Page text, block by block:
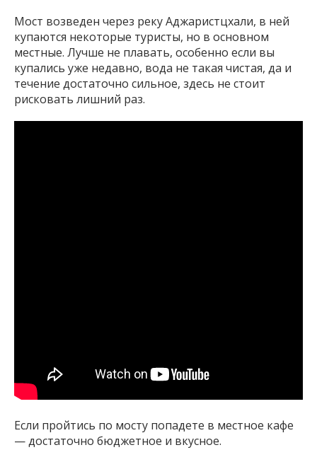
Мост возведен через реку Аджаристцхали, в ней
купаются некоторые туристы, но в основном
местные. Лучше не плавать, особенно если вы
купались уже недавно, вода не такая чистая, да и
течение достаточно сильное, здесь не стоит
рисковать лишний раз.
Если пройтись по мосту попадете в местное кафе
— достаточно бюджетное и вкусное.